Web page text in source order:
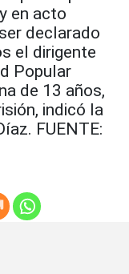
en acto
declarado
el dirigente
Popular
de 13 años,
indicó la
FUENTE: